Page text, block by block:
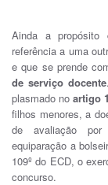
Ainda a propósito
referência a uma
e que se prende
de serviço docente
plasmado no artigo
filhos menores, a
de avaliação por
equiparação a
109º do ECD, o
concurso.